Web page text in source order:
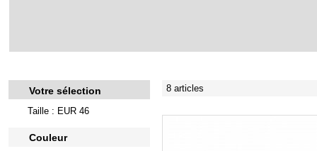
Votre sélection
Taille : EUR 46
Couleur
8 articles